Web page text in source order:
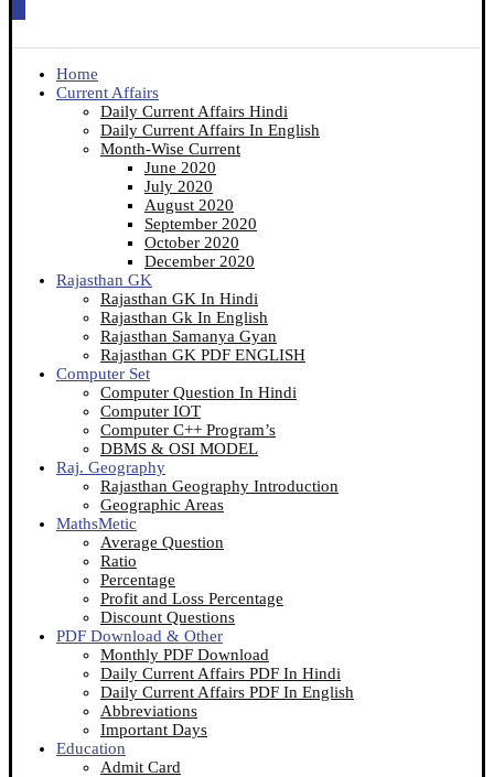
Home
Current Affairs
Daily Current Affairs Hindi
Daily Current Affairs In English
Month-Wise Current
June 2020
July 2020
August 2020
September 2020
October 2020
December 2020
Rajasthan GK
Rajasthan GK In Hindi
Rajasthan Gk In English
Rajasthan Samanya Gyan
Rajasthan GK PDF ENGLISH
Computer Set
Computer Question In Hindi
Computer IOT
Computer C++ Program’s
DBMS & OSI MODEL
Raj. Geography
Rajasthan Geography Introduction
Geographic Areas
MathsMetic
Average Question
Ratio
Percentage
Profit and Loss Percentage
Discount Questions
PDF Download & Other
Monthly PDF Download
Daily Current Affairs PDF In Hindi
Daily Current Affairs PDF In English
Abbreviations
Important Days
Education
Admit Card